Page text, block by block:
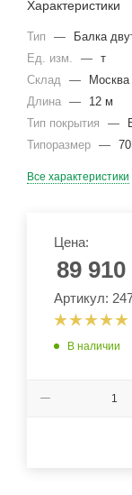
Характеристики
Тип —
Балка
Ед. изм.
— т
Склад —
Москва
Длина —
12 м
Тип покрытия
—
Типоразмер —
Все характеристики
Цена:
89 910
Артикул:
В наличии